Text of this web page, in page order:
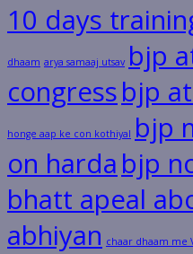
10 days
dhaam arya samaaj utsav bjp
congressbjp
honge aap ke con kothiyal bjp
on harda bjp
bhatt apeal
abhiyan chaar dhaam me